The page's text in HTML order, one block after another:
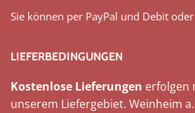
Sie können per PayPal und Debit
LIEFERBEDINGUNGEN
Kostenlose Lieferungen erfolgen
unserem Liefergebiet. Weinheim